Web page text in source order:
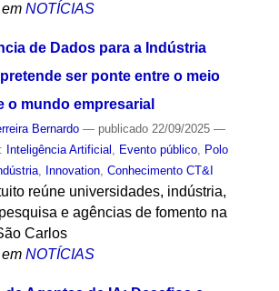
NOTÍCIAS
de Dados para a Indústria
pretende ser ponte entre o meio
o mundo empresarial
Bernardo — publicado22/09/2025 —
Inteligência Artificial , Evento público, Polo
, Innovation, Conhecimento CT&I
reúne universidades, indústria,
e agências de fomento na
Carlos
NOTÍCIAS